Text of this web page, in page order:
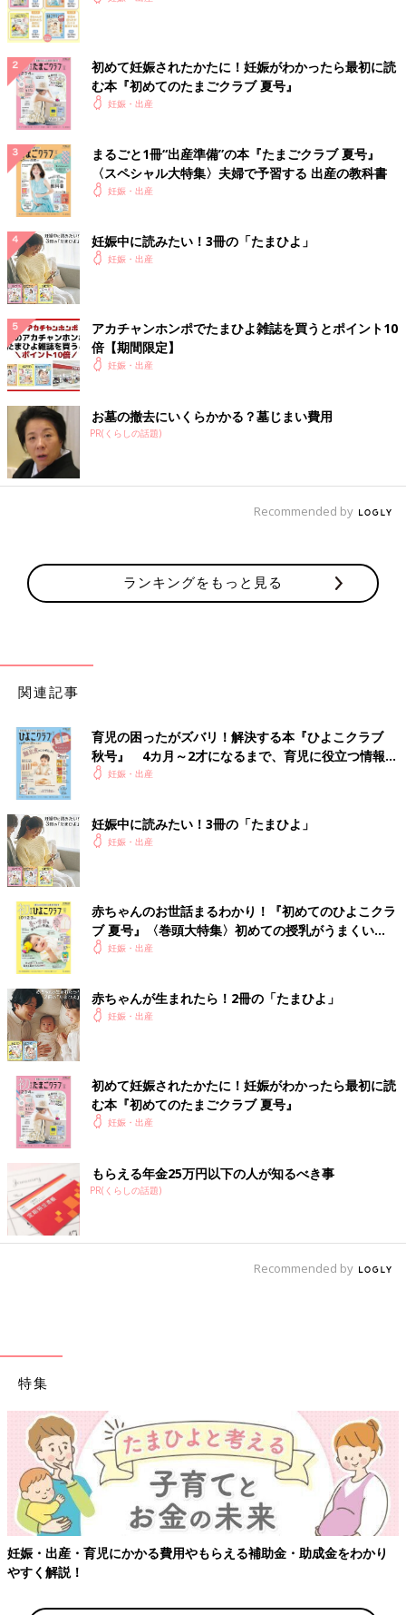
初めて妊娠されたかたに！妊娠がわかったら最初に読
む本『初めてのたまごクラブ 夏号』
妊娠・出産
まるごと1冊“出産準備”の本『たまごクラブ 夏号』
〈スペシャル大特集〉夫婦で予習する 出産の教科書
妊娠・出産
妊娠中に読みたい！3冊の「たまひよ」
妊娠・出産
アカチャンホンポでたまひよ雑誌を買うとポイント10
倍【期間限定】
妊娠・出産
お墓の撤去にいくらかかる？墓じまい費用
PR(くらしの話題)
Recommended by
ランキングをもっと見る
関連記事
育児の困ったがズバリ！解決する本『ひよこクラブ
秋号』 4カ月～2才になるまで、育児に役立つ情報が
いっぱい！
妊娠・出産
妊娠中に読みたい！3冊の「たまひよ」
妊娠・出産
赤ちゃんのお世話まるわかり！『初めてのひよこクラ
ブ 夏号』〈巻頭大特集〉初めての授乳がうまくい
く！ おっぱい・ミルクの基本と夏のトラブル 解決テ
妊娠・出産
赤ちゃんが生まれたら！2冊の「たまひよ」
妊娠・出産
初めて妊娠されたかたに！妊娠がわかったら最初に読
む本『初めてのたまごクラブ 夏号』
妊娠・出産
もらえる年金25万円以下の人が知るべき事
PR(くらしの話題)
Recommended by
特集
妊娠・出産・育児にかかる費用やもらえる補助金・助成金をわかり
やすく解説！